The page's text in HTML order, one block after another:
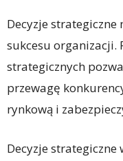
Decyzje strategiczne
sukcesu organizacji.
strategicznych
przewagę
rynkową i
Decyzje strategiczne